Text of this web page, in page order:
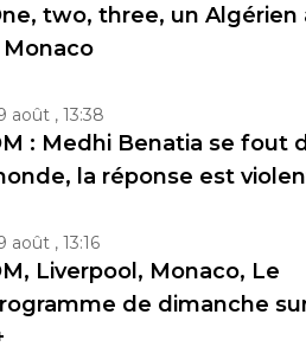
two, three, un Algérien
Monaco
août , 13:38
: Medhi Benatia se fout
la réponse est
août , 13:16
Liverpool, Monaco, Le
de dimanche